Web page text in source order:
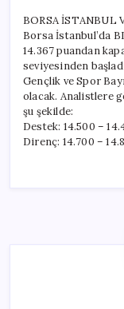
BORSA
Borsa İstanbul’da
14.367 puandan
seviyesinden
Gençlik ve Spor
olacak. Analistlere
şu şekilde:
Destek: 14.500 –
Direnç: 14.700 –